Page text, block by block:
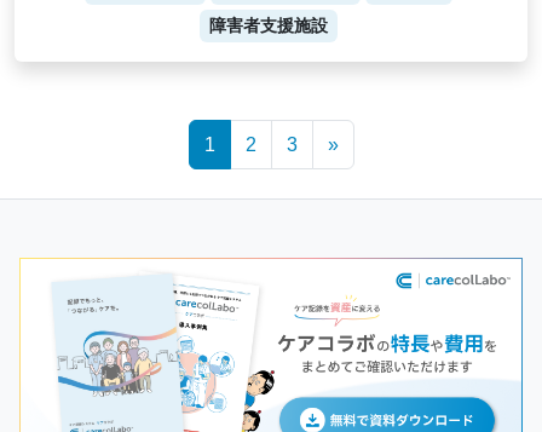
障害者支援施設
1 2 3 »